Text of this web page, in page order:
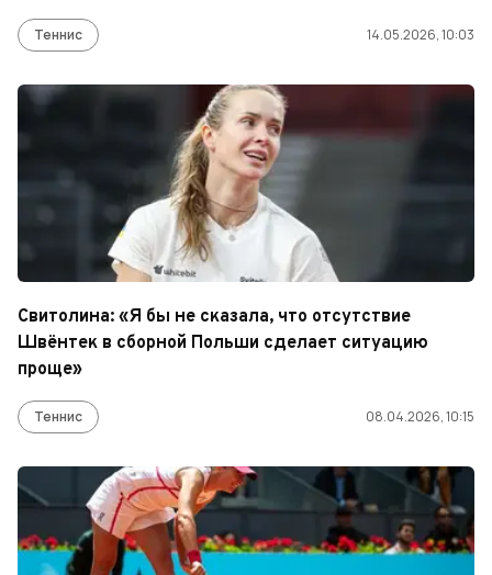
Теннис 14.05.2026, 10:03
Свитолина: «Я бы не сказала, что отсутствие
Швёнтек в сборной Польши сделает ситуацию
проще»
Теннис 08.04.2026, 10:15